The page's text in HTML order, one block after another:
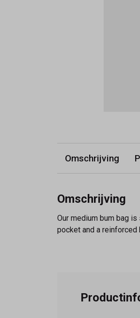
Omschrijving
Omschrijving
Our medium bum bag
pocket and a reinforced